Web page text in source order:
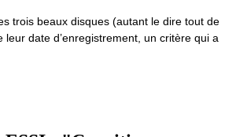
trois beaux disques (autant le dire tout de
leur date d’enregistrement, un critère qui a